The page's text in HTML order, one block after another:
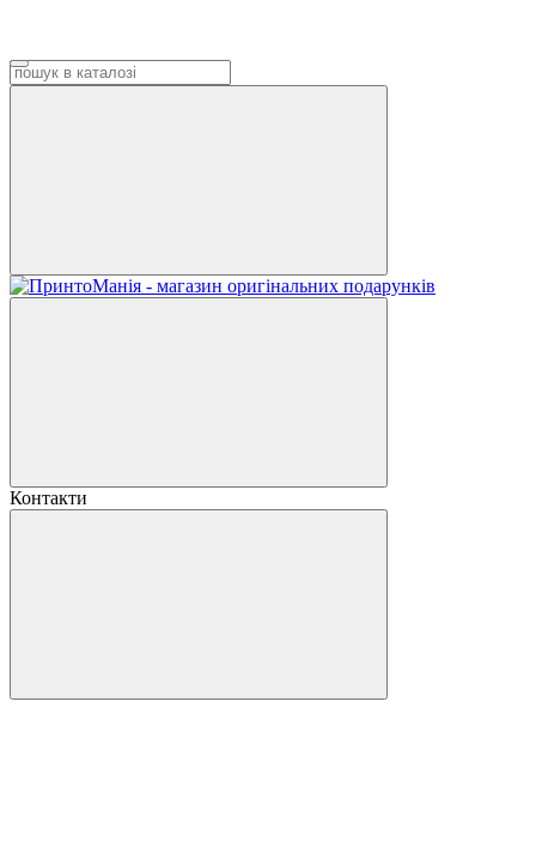
Контакти